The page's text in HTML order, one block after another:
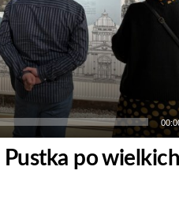
po wielkich